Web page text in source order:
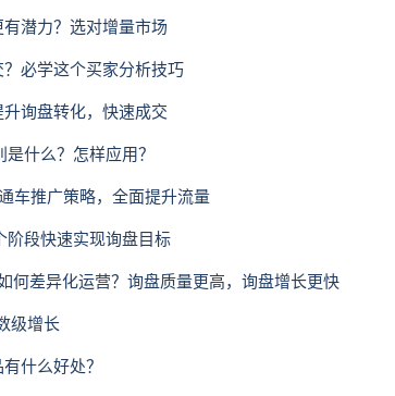
潜力？选对增量市场
必学这个买家分析技巧
询盘转化，快速成交
什么？怎样应用？
车推广策略，全面提升流量
段快速实现询盘目标
何差异化运营？询盘质量更高，询盘增长更快
级增长
什么好处？